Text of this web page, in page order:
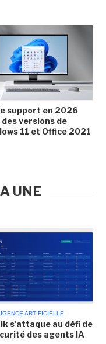
support en 2026
versions de
11 et Office 2021
UNE
ARTIFICIELLE
s'attaque au défi de
des agents IA